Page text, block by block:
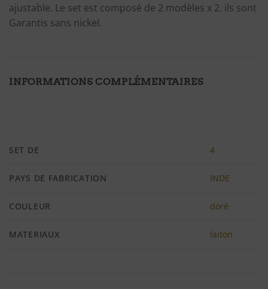
ajustable. Le set est composé de 2 modèles x 2. ils sont
Garantis sans nickel.
INFORMATIONS COMPLÉMENTAIRES
SET DE 4
PAYS DE FABRICATION INDE
COULEUR doré
MATERIAUX laiton